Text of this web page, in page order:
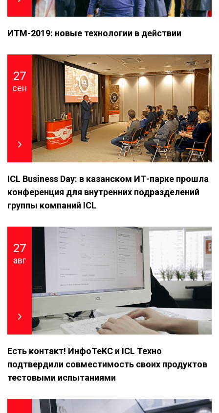
ИТМ-2019: новые технологии в действии
27
сен
ICL Business Day: в казанском ИТ-парке прошла
конференция для внутренних подразделений
группы компаний ICL
27
авг
Есть контакт! ИнфоТеКС и ICL Техно
подтвердили совместимость своих продуктов
тестовыми испытаниями